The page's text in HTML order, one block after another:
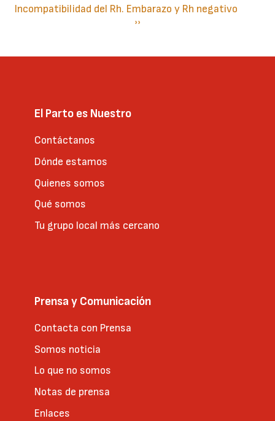
Incompatibilidad del Rh. Embarazo y Rh negativo
Siguiente
››
El Parto es Nuestro
Contáctanos
Dónde estamos
Quienes somos
Qué somos
Tu grupo local más cercano
Prensa y Comunicación
Contacta con Prensa
Somos noticia
Lo que no somos
Notas de prensa
Enlaces